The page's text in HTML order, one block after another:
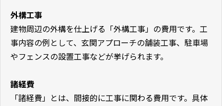
外構工事
建物周辺の外構を仕上げる「外構工事」の費用です。工
事内容の例として、玄関アプローチの舗装工事、駐車場
やフェンスの設置工事などが挙げられます。
諸経費
「諸経費」とは、間接的に工事に関わる費用です。具体